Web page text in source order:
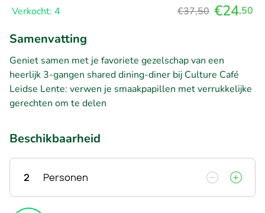
Verkocht: 4 €37,50 €24,50
Samenvatting
Geniet samen met je favoriete gezelschap van een
heerlijk 3-gangen shared dining-diner bij Culture Café
Leidse Lente: verwen je smaakpapillen met verrukkelijke
gerechten om te delen
Beschikbaarheid
2 Personen